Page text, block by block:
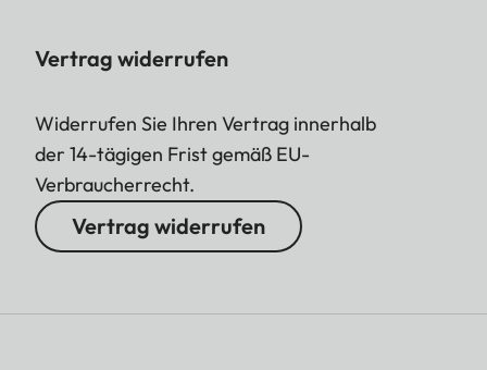
Vertrag widerrufen
Widerrufen Sie Ihren Vertrag innerhalb
der 14-tägigen Frist gemäß EU-
Verbraucherrecht.
Vertrag widerrufen